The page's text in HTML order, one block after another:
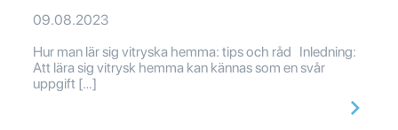
09.08.2023
Hur man lär sig vitryska hemma: tips och råd Inledning:
Att lära sig vitrysk hemma kan kännas som en svår
uppgift […]